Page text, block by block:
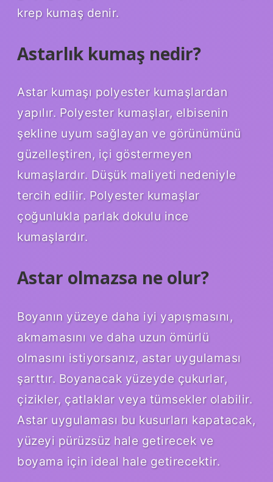
krep kumaş denir.
Astarlık kumaş nedir?
Astar kumaşı polyester kumaşlardan
yapılır. Polyester kumaşlar, elbisenin
şekline uyum sağlayan ve görünümünü
güzelleştiren, içi göstermeyen
kumaşlardır. Düşük maliyeti nedeniyle
tercih edilir. Polyester kumaşlar
çoğunlukla parlak dokulu ince
kumaşlardır.
Astar olmazsa ne olur?
Boyanın yüzeye daha iyi yapışmasını,
akmamasını ve daha uzun ömürlü
olmasını istiyorsanız, astar uygulaması
şarttır. Boyanacak yüzeyde çukurlar,
çizikler, çatlaklar veya tümsekler olabilir.
Astar uygulaması bu kusurları kapatacak,
yüzeyi pürüzsüz hale getirecek ve
boyama için ideal hale getirecektir.